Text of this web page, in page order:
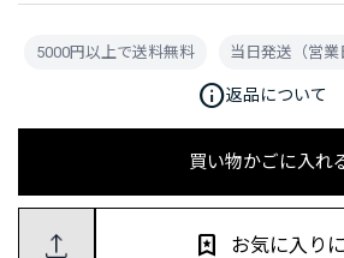
買い物かごに入れ
お気に入り
5000円以上で送料無料 当日発送（営業
info返品について